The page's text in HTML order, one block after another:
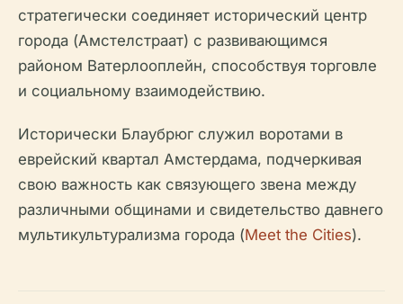
стратегически соединяет исторический центр
города (Амстелстраат) с развивающимся
районом Ватерлооплейн, способствуя торговле
и социальному взаимодействию.
Исторически Блаубрюг служил воротами в
еврейский квартал Амстердама, подчеркивая
свою важность как связующего звена между
различными общинами и свидетельство давнего
мультикультурализма города (Meet the Cities).